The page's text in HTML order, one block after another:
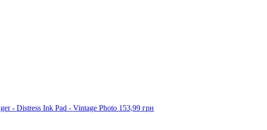
- Distress Ink Pad - Vintage Photo 153,99 грн